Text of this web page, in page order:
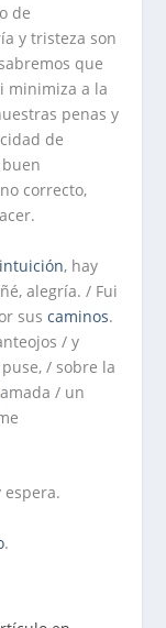
de
y tristeza son
que
minimiza a la
penas y
de
correcto,
intuición, hay
alegría. / Fui
suscaminos.
/ y
/ sobre la
amada / un
espera.
.